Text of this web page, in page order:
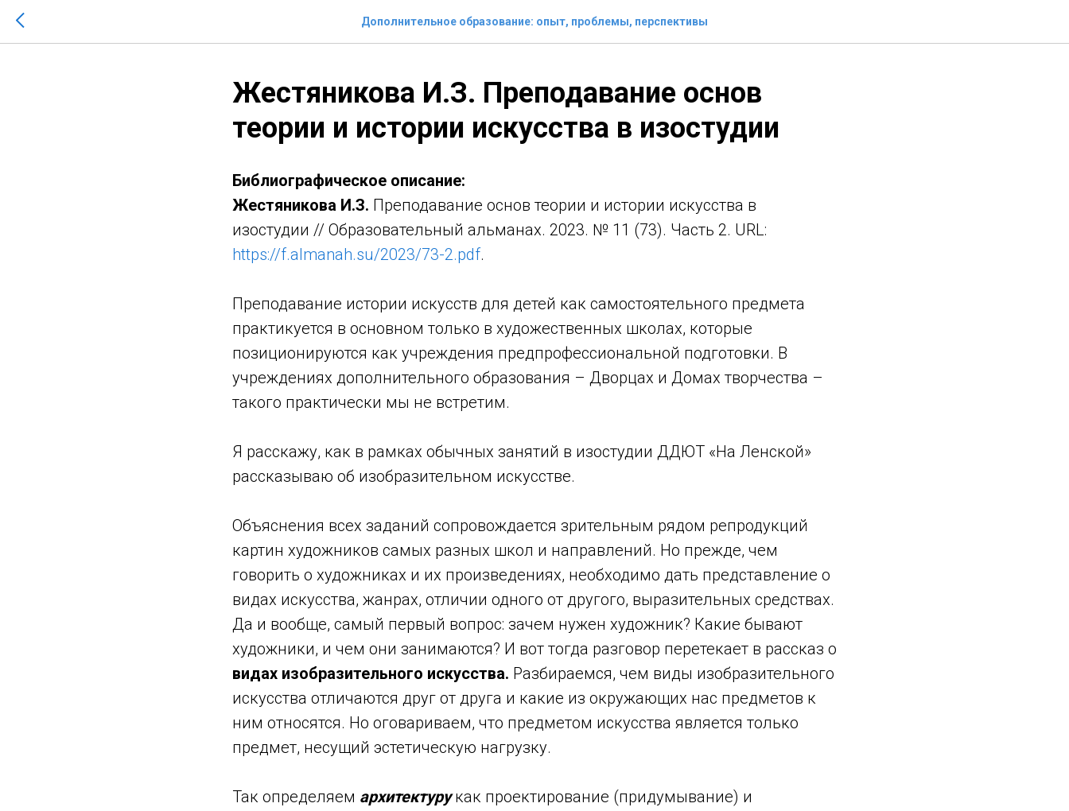
Дополнительное образование: опыт, проблемы, перспективы
Жестяникова И.З. Преподавание основ
теории и истории искусства в изостудии
Библиографическое описание:
Жестяникова И.З. Преподавание основ теории и истории искусства в
изостудии // Образовательный альманах. 2023. № 11 (73). Часть 2. URL:
https://f.almanah.su/2023/73-2.pdf.
Преподавание истории искусств для детей как самостоятельного предмета
практикуется в основном только в художественных школах, которые
позиционируются как учреждения предпрофессиональной подготовки. В
учреждениях дополнительного образования – Дворцах и Домах творчества –
такого практически мы не встретим.
Я расскажу, как в рамках обычных занятий в изостудии ДДЮТ «На Ленской»
рассказываю об изобразительном искусстве.
Объяснения всех заданий сопровождается зрительным рядом репродукций
картин художников самых разных школ и направлений. Но прежде, чем
говорить о художниках и их произведениях, необходимо дать представление о
видах искусства, жанрах, отличии одного от другого, выразительных средствах.
Да и вообще, самый первый вопрос: зачем нужен художник? Какие бывают
художники, и чем они занимаются? И вот тогда разговор перетекает в рассказ о
видах изобразительного искусства. Разбираемся, чем виды изобразительного
искусства отличаются друг от друга и какие из окружающих нас предметов к
ним относятся. Но оговариваем, что предметом искусства является только
предмет, несущий эстетическую нагрузку.
Так определяем архитектурукак проектирование (придумывание) и